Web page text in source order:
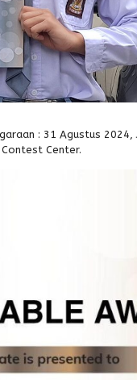
: 31 Agustus
Center.